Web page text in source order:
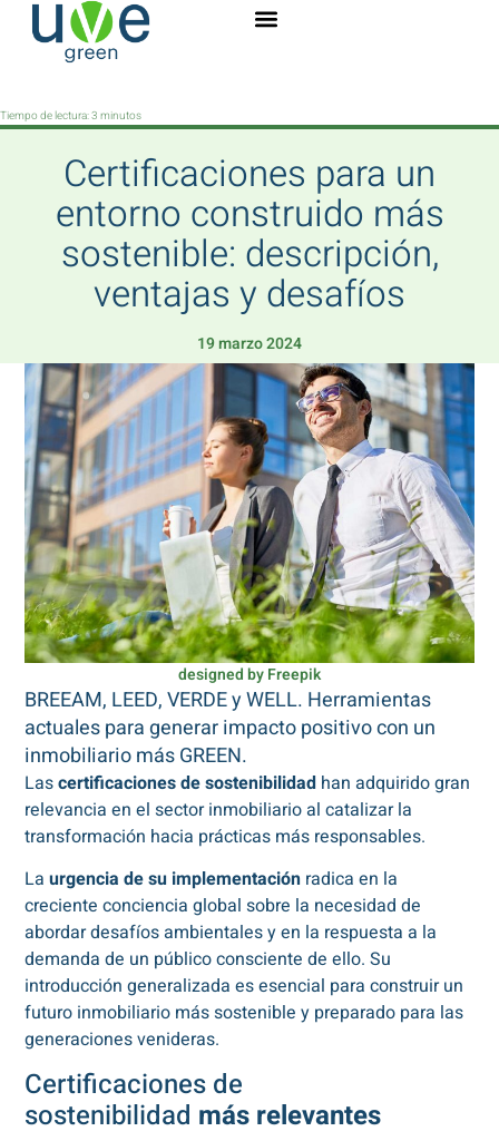
Tiempo de lectura:3 minutos
Certificaciones para un
entorno construido más
sostenible: descripción,
ventajas y desafíos
19 marzo 2024
designed by Freepik
BREEAM, LEED, VERDE y WELL. Herramientas
actuales para generar impacto positivo con un
inmobiliario más GREEN.
Lascertificaciones de sostenibilidad han adquirido gran
relevancia en el sector inmobiliario al catalizar la
transformación hacia prácticas más responsables.
Laurgencia de su implementación radica en la
creciente conciencia global sobre la necesidad de
abordar desafíos ambientales y en la respuesta a la
demanda de un público consciente de ello. Su
introducción generalizada es esencial para construir un
futuro inmobiliario más sostenible y preparado para las
generaciones venideras.
Certificaciones de
sostenibilidad más relevantes